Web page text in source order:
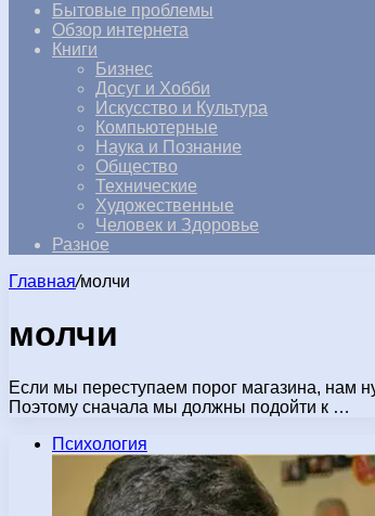
Бытовые проблемы
Обзор интернета
Книги
Бизнес
Досуг и Хобби
Искусство и Культура
Компьютерные
Наука и Познание
Общество
Технические
Художественные
Человек и Здоровье
Разное
Главная/молчи
молчи
Если мы переступаем порог магазина, нам
Поэтому сначала мы должны подойти к …
Психология